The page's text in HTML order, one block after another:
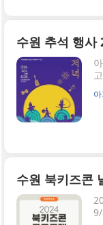
수원 추석 행사
수원 북키즈콘